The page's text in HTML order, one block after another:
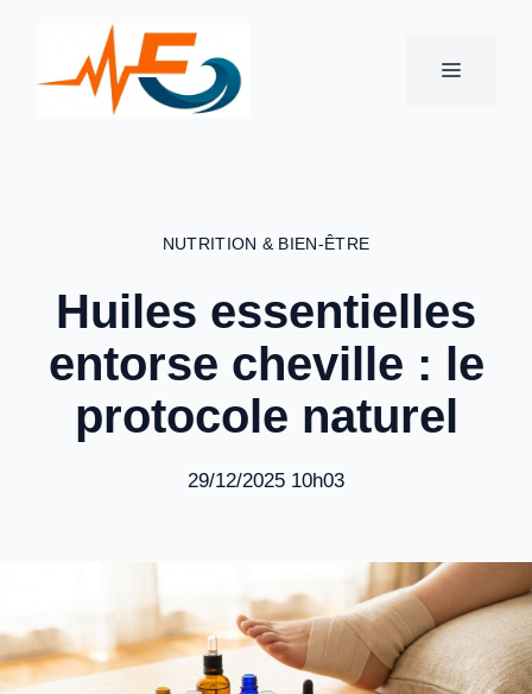
contenu
MENU
NUTRITION & BIEN-ÊTRE
Huiles essentielles
entorse cheville : le
protocole naturel
29/12/2025 10h03